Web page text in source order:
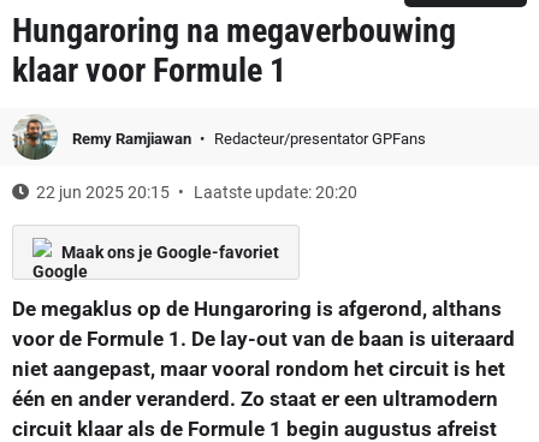
Hungaroring na megaverbouwing
klaar voor Formule 1
Remy Ramjiawan Redacteur/presentator GPFans
22 jun 2025 20:15 Laatste update: 20:20
Maak ons je Google-favoriet
De megaklus op de Hungaroring is afgerond, althans
voor de Formule 1. De lay-out van de baan is uiteraard
niet aangepast, maar vooral rondom het circuit is het
één en ander veranderd. Zo staat er een ultramodern
circuit klaar als de Formule 1 begin augustus afreist